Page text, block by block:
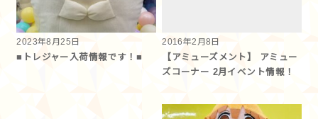
2023年8月25日
■トレジャー入荷情報です！■
2016年2月8日
【アミューズメント】 アミュー
ズコーナー 2月イベント情報！